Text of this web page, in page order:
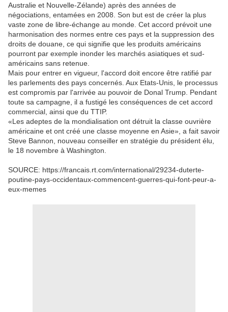
Australie et Nouvelle-Zélande) après des années de
négociations, entamées en 2008. Son but est de créer la plus
vaste zone de libre-échange au monde. Cet accord prévoit une
harmonisation des normes entre ces pays et la suppression des
droits de douane, ce qui signifie que les produits américains
pourront par exemple inonder les marchés asiatiques et sud-
américains sans retenue.
Mais pour entrer en vigueur, l'accord doit encore être ratifié par
les parlements des pays concernés. Aux Etats-Unis, le processus
est compromis par l'arrivée au pouvoir de Donal Trump. Pendant
toute sa campagne, il a fustigé les conséquences de cet accord
commercial, ainsi que du TTIP.
«Les adeptes de la mondialisation ont détruit la classe ouvrière
américaine et ont créé une classe moyenne en Asie», a fait savoir
Steve Bannon, nouveau conseiller en stratégie du président élu,
le 18 novembre à Washington.
SOURCE: https://francais.rt.com/international/29234-duterte-
poutine-pays-occidentaux-commencent-guerres-qui-font-peur-a-
eux-memes